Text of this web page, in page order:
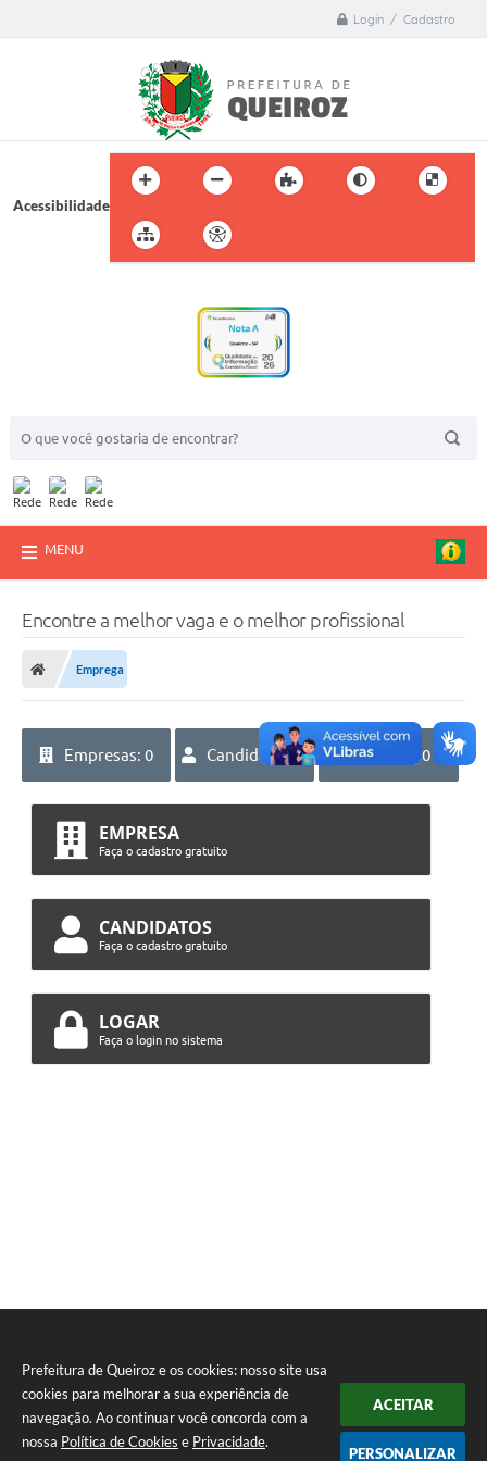
Prefeitura de Queiroz e os cookies: nosso site usa
cookies para melhorar a sua experiência de
navegação. Ao continuar você concorda com a
nossa Política de Cookies e Privacidade.
ACEITAR
PERSONALIZAR
Login / Cadastro
Acessibilidade
MENU
Encontre a melhor vaga e o melhor profissional
Emprega
Empresas: 0 Candidatos: 5 Vagas: 0
EMPRESA
Faça o cadastro gratuito
CANDIDATOS
Faça o cadastro gratuito
LOGAR
Faça o login no sistema